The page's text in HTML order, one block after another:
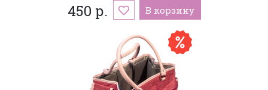
450 р. В корзину